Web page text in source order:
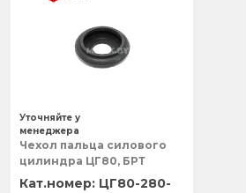
Чехол пальца силового
цилиндра ЦГ80, БРТ
ЦГ80-280-
Уточняйте у
менеджера